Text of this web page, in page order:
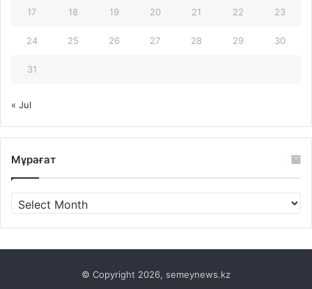
17 18 19 20 21 22 23
24 25 26 27 28 29 30
31
« Jul
Мұрағат
Мұрағат
© Copyright 2026, semeynews.kz